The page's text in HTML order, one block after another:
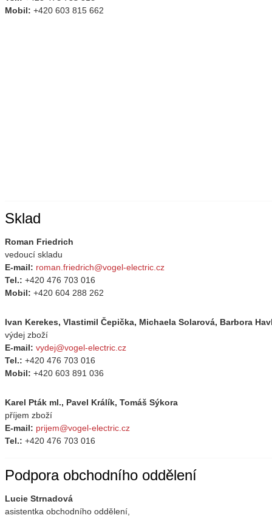
Mobil: +420 603 815 662
Sklad
Roman Friedrich
vedoucí skladu
E-mail: roman.friedrich@vogel-electric.cz
Tel.: +420 476 703 016
Mobil: +420 604 288 262
Ivan Kerekes, Vlastimil Čepička, Michaela Solarová, Barbora
výdej zboží
E-mail: vydej@vogel-electric.cz
Tel.: +420 476 703 016
Mobil: +420 603 891 036
Karel Pták ml., Pavel Králík, Tomáš Sýkora
příjem zboží
E-mail: prijem@vogel-electric.cz
Tel.: +420 476 703 016
Podpora obchodního oddělení
Lucie Strnadová
asistentka obchodního oddělení,